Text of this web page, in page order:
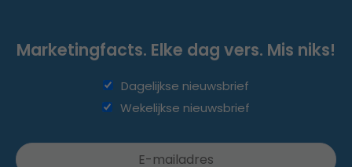
Marketingfacts. Elke dag vers. Mis niks!
Dagelijkse nieuwsbrief
Wekelijkse nieuwsbrief